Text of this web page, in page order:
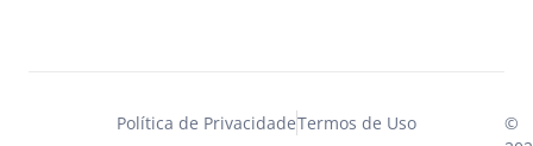
Política de PrivacidadeTermos de Uso
©